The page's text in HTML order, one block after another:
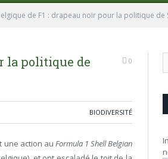
de F1 : drapeau noir pour la politique de
la politique de
0
BIODIVERSITÉ
une action au Formula 1 Shell Belgian